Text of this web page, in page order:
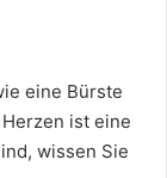
eine Bürste
ist eine
wissen Sie